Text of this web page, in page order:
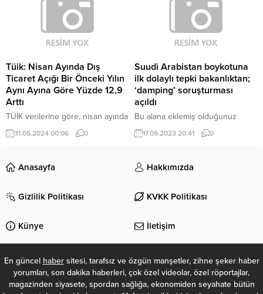
katıldı Manisa'da düzenlenen "İş-
Pozitif" Kadın İstihdamı Projesi
Bölge Toplantısına katılan Çalışma
ve Sosyal Güvenlik Bakanı
Tüik: Nisan Ayında Dış
Ticaret Açığı Bir Önceki Yılın
Aynı Ayına Göre Yüzde 12,9
Arttı
TÜİK verilerine göre, nisan ayında
Türkiye'nin dış ticaret açığı bir
önceki yılın aynı ayına göre yüzde
dolara yükseldi. İhracatın ithalatı
karşılama oranı ise yüzde 66,1'e
yüzde 0,1 artarken, ithalat yüzde
ihracat yüzde 2,7 artarken,
ithalat...
31.05.2024 00:06 0
Suudi Arabistan boykotuna
ilk dolaylı tepki bakanlıktan;
‘damping’ soruşturması
açıldı
Bu alana eklemiş olduğunuz
haberle ilgili kısa bir özet bilgisi
ekleyebilirsiniz. Bu metin yazı
bölümünden eklenebilir. Özet
eklenmişse başlık altında kalın
eklenmemişse bu alan boş kalır.
17.09.2023 20:41 0
Anasayfa Hakkımızda
Gizlilik Politikası KVKK Politikası
Künye İletişim
En güncel habersitesi, tarafsız ve özgün manşetler, zihne şeker haber
yorumları, son dakika haberleri, çok özel videolar, özel röportajlar,
magazinden siyasete, spordan sağlığa, ekonomiden seyahate bütün